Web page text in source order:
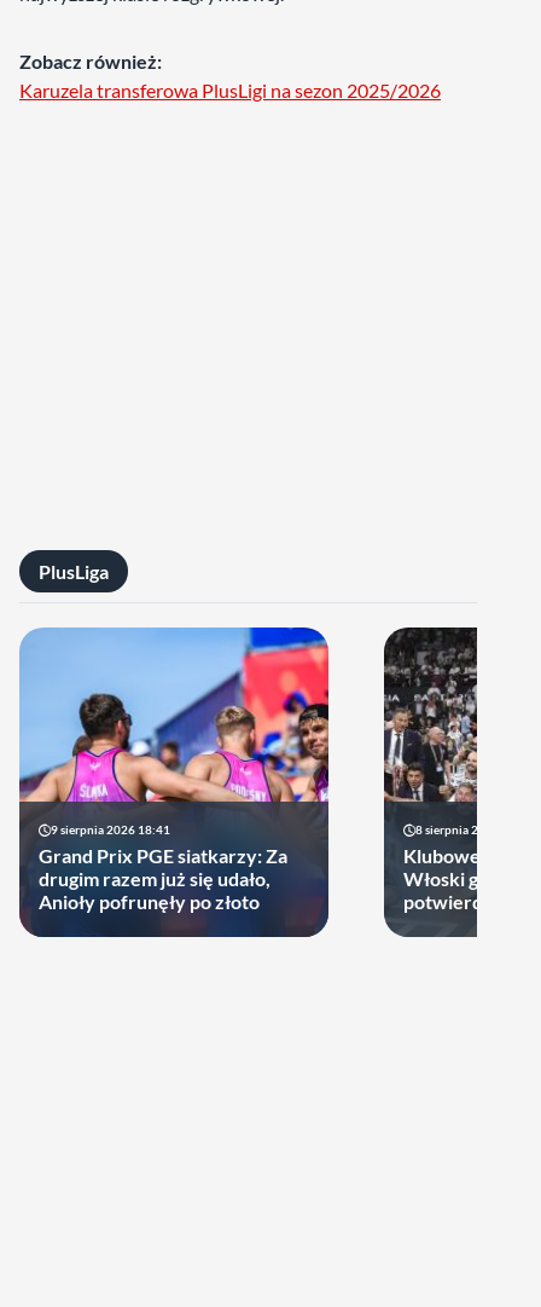
Zobacz również:
Karuzela transferowa PlusLigi na sezon 2025/2026
PlusLiga
9 sierpnia 2026 18:41
Grand Prix PGE siatkarzy: Za
drugim razem już się udało,
Anioły pofrunęły po złoto
8 sierpnia 2026 21:46
Klubowe
Włoski gigant
potwierdził